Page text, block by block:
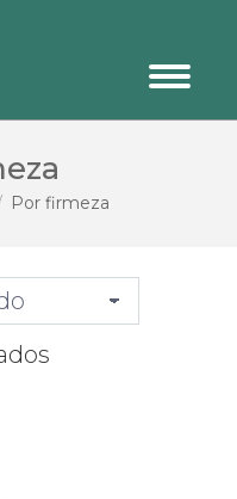
Por firmeza